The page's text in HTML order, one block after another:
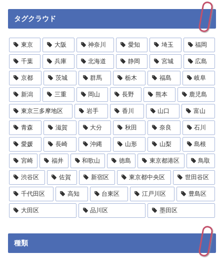
タグクラウド
東京 大阪 神奈川 愛知 埼玉 福岡
千葉 兵庫 北海道 静岡 宮城 広島
京都 茨城 群馬 栃木 福島 岐阜
新潟 三重 岡山 長野 熊本 鹿児島
東京三多摩地区 岩手 香川 山口 富山
青森 滋賀 大分 秋田 奈良 石川
愛媛 長崎 沖縄 山形 山梨 島根
宮崎 福井 和歌山 徳島 東京都港区 鳥取
渋谷区 佐賀 新宿区 東京都中央区 世田谷区
千代田区 高知 台東区 江戸川区 豊島区
大田区 品川区 墨田区
種類